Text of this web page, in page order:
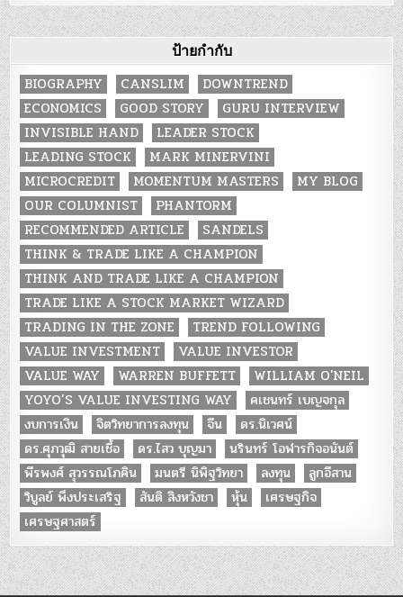
ป้ายกำกับ
BIOGRAPHY CANSLIM
DOWNTREND
ECONOMICS
GOOD STORY
GURU INTERVIEW
INVISIBLE HAND
LEADER STOCK
LEADING STOCK
MARK MINERVINI
MICROCREDIT
MOMENTUM MASTERS
MY BLOG
OUR COLUMNIST
PHANTORM
RECOMMENDED ARTICLE
SANDELS
THINK & TRADE LIKE A CHAMPION
THINK AND TRADE LIKE A CHAMPION
TRADE LIKE A STOCK MARKET WIZARD
TRADING IN THE ZONE
TREND FOLLOWING
VALUE INVESTMENT
VALUE INVESTOR
VALUE WAY
WARREN BUFFETT
WILLIAM O'NEIL
YOYO’S VALUE INVESTING WAY
คเชนทร์ เบญจกุล
งบการเงิน
จิตวิทยาการลงทุน จีน
ดร.นิเวศน์
ดร.ศุภวุฒิ สายเชื้อ
ดร.ไสว บุญมา
นรินทร์ โอฬารกิจอนันต์
พีรพงศ์ สุวรรณโภคิน
มนตรี นิพิฐวิทยา ลงทุน
ลูกอีสาน
วิบูลย์ พึงประเสริฐ
สันติ สิงหวังชา หุ้น
เศรษฐกิจ
เศรษฐศาสตร์